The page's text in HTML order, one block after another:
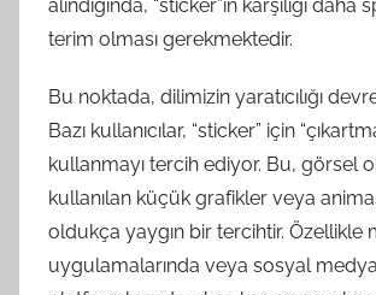
alındığında, “sticker”ın karşılığı daha
terim olması gerekmektedir.
Bu noktada, dilimizin yaratıcılığı
Bazı kullanıcılar, “sticker” için
kullanmayı tercih ediyor. Bu, görsel
kullanılan küçük grafikler veya
oldukça yaygın bir tercihtir. Özellikle
uygulamalarında veya sosyal medya